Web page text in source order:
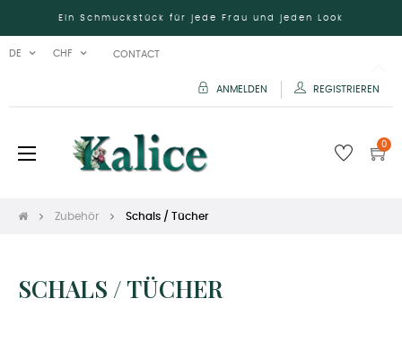
Ein Schmuckstück für jede Frau und jeden Look
DE CHF CONTACT
ANMELDEN REGISTRIEREN
Umschalten
☰ 0
Zubehör Schals / Tücher
SCHALS / TÜCHER